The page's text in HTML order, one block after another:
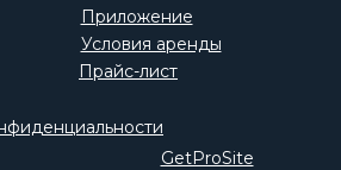
Условия аренды
GetProSite
Прайс-лист
Приложение